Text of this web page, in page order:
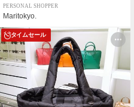
PERSONAL SHOPPER
Maritokyo.
タイムセール